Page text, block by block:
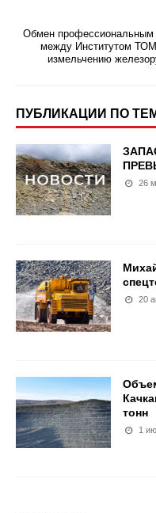
Обмен профессиональным
между Институтом
измельчению
ПУБЛИКАЦИИ ПО
26
20
тонн
1